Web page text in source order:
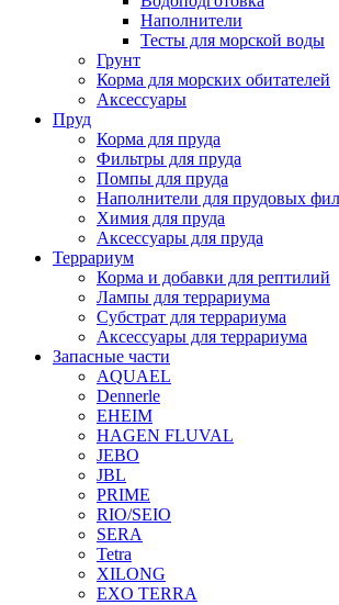
Наполнители
Тесты для морской воды
Грунт
Корма для морских обитателей
Аксессуары
Пруд
Корма для пруда
Фильтры для пруда
Помпы для пруда
Наполнители для прудовых
Химия для пруда
Аксессуары для пруда
Террариум
Корма и добавки для рептилий
Лампы для террариума
Субстрат для террариума
Аксессуары для террариума
Запасные части
AQUAEL
Dennerle
EHEIM
HAGEN FLUVAL
JEBO
JBL
PRIME
RIO/SEIO
SERA
Tetra
XILONG
EXO TERRA